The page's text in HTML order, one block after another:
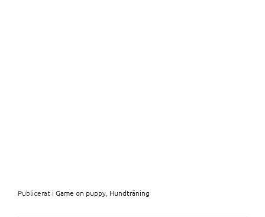
Publicerat i Game on puppy Hundträning